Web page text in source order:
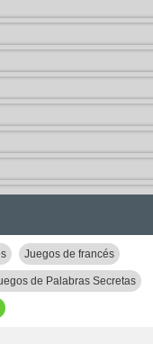
Juegos de francés
de Palabras Secretas